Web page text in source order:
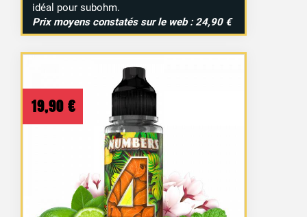
idéal pour subohm.
Prix moyens constatés sur le web : 24,90 €
19,90 €